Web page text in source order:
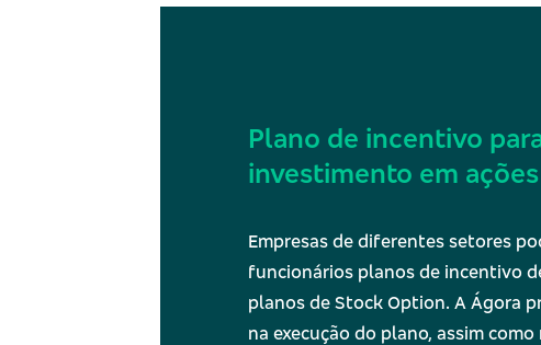
Plano de incentivo
investimento em ações
Empresas de diferentes setores
funcionários planos de incentivo
planos de Stock Option. A Ágora
na execução do plano, assim